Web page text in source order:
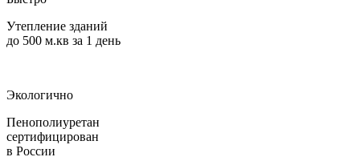
Утепление зданий
до 500 м.кв за 1 день
Экологично
Пенополиуретан
сертифицирован
в России